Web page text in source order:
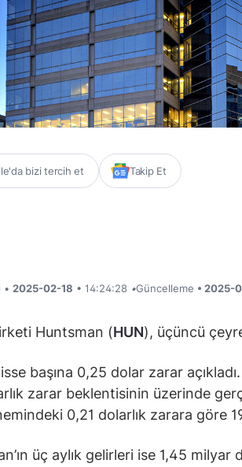
bizi tercih et Takip Et
• 2025-02-18 • 14:24:28 •Güncelleme • 2025-
Huntsman (HUN), üçüncü
başına 0,25 dolar zarar
zarar beklentisinin üzerinde
0,21 dolarlık zarara göre
üç aylık gelirleri ise 1,45